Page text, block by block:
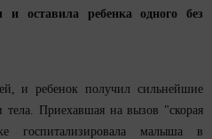
и оставила ребенка одного без
и ребенок получил сильнейшие
тела. Приехавшая на вызов "скорая
госпитализировала малыша в